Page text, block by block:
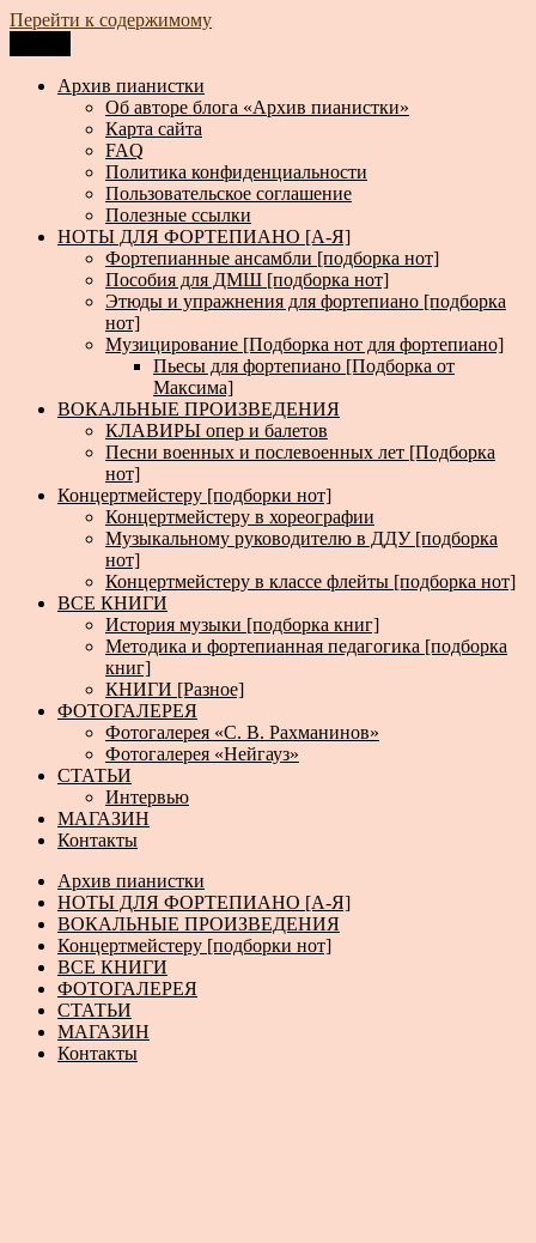
Перейти к содержимому
Архив пианистки
Всё для пианистов: ноты, книги, музыка, статьи…
Архив пианистки
Об авторе блога «Архив пианистки»
Карта сайта
FAQ
Политика конфиденциальности
Пользовательское соглашение
Полезные ссылки
НОТЫ ДЛЯ ФОРТЕПИАНО [А-Я]
Фортепианные ансамбли [подборка нот]
Пособия для ДМШ [подборка нот]
Этюды и упражнения для фортепиано [подборка
нот]
Музицирование [Подборка нот для фортепиано]
Пьесы для фортепиано [Подборка от
Максима]
ВОКАЛЬНЫЕ ПРОИЗВЕДЕНИЯ
КЛАВИРЫ опер и балетов
Песни военных и послевоенных лет [Подборка
нот]
Концертмейстеру [подборки нот]
Концертмейстеру в хореографии
Музыкальному руководителю в ДДУ [подборка
нот]
Концертмейстеру в классе флейты [подборка нот]
ВСЕ КНИГИ
История музыки [подборка книг]
Методика и фортепианная педагогика [подборка
книг]
КНИГИ [Разное]
ФОТОГАЛЕРЕЯ
Фотогалерея «С. В. Рахманинов»
Фотогалерея «Нейгауз»
СТАТЬИ
Интервью
МАГАЗИН
Контакты
Архив пианистки
НОТЫ ДЛЯ ФОРТЕПИАНО [А-Я]
ВОКАЛЬНЫЕ ПРОИЗВЕДЕНИЯ
Концертмейстеру [подборки нот]
ВСЕ КНИГИ
ФОТОГАЛЕРЕЯ
СТАТЬИ
МАГАЗИН
Контакты